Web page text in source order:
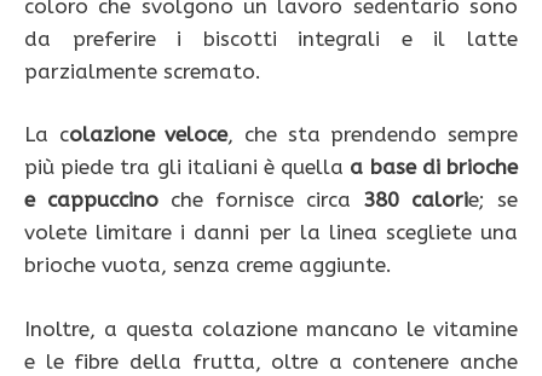
coloro che svolgono un lavoro sedentario sono
da preferire i biscotti integrali e il latte
parzialmente scremato.
La colazione veloce, che sta prendendo sempre
più piede tra gli italiani è quella a base di brioche
e cappuccino che fornisce circa 380 calorie; se
volete limitare i danni per la linea scegliete una
brioche vuota, senza creme aggiunte.
Inoltre, a questa colazione mancano le vitamine
e le fibre della frutta, oltre a contenere anche